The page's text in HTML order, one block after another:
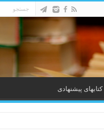
کتابهای پیشنهادی